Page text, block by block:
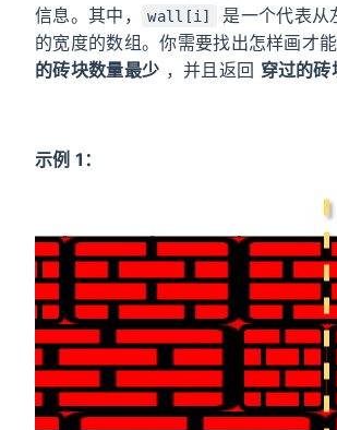
信息。其中，
wall[i]
是一个代表从
的宽度的数组。你需要找出怎样画才
的砖块数量最少 ，并且返回 穿过的砖
示例 1：